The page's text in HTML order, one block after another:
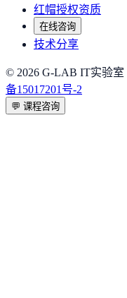
红帽授权资质
在线咨询
技术分享
© 2026 G-LAB IT实验室
备15017201号-2
💬 课程咨询